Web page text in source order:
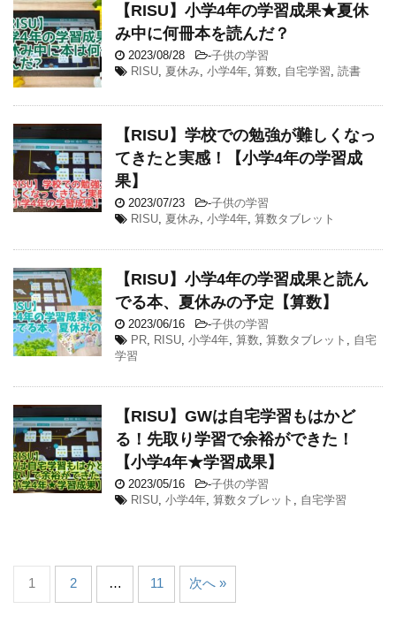
【RISU】小学4年の学習成果★夏休
み中に何冊本を読んだ？
2023/08/28 -子供の学習
RISU, 夏休み, 小学4年, 算数, 自宅学習, 読書
【RISU】学校での勉強が難しくなっ
てきたと実感！【小学4年の学習成
果】
2023/07/23 -子供の学習
RISU, 夏休み, 小学4年, 算数タブレット
【RISU】小学4年の学習成果と読ん
でる本、夏休みの予定【算数】
2023/06/16 -子供の学習
PR, RISU, 小学4年, 算数, 算数タブレット , 自宅
学習
【RISU】GWは自宅学習もはかど
る！先取り学習で余裕ができた！
【小学4年★学習成果】
2023/05/16 -子供の学習
RISU, 小学4年, 算数タブレット , 自宅学習
1 2 … 11 次へ »